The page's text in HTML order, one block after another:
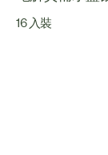
16 入裝